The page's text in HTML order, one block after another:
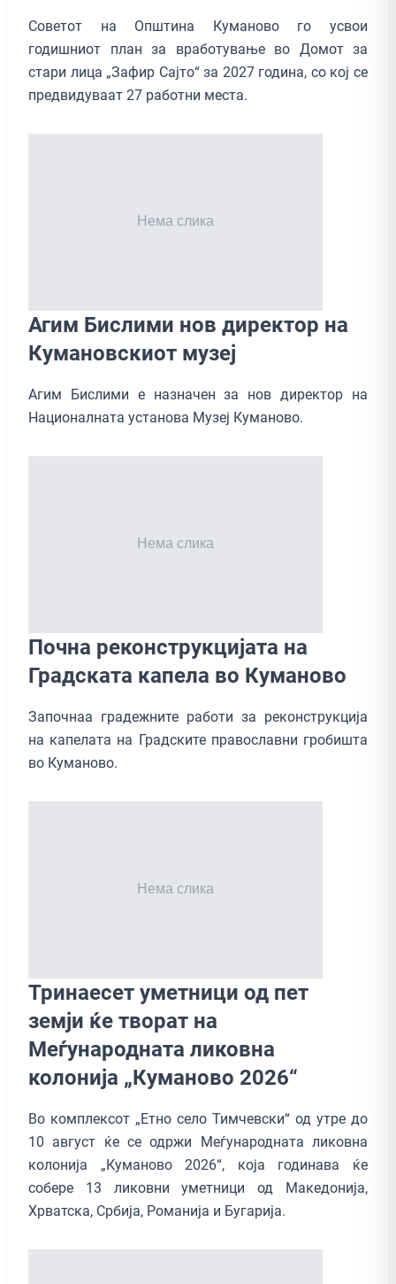
Советот на Општина Куманово го усвои
годишниот план за вработување во Домот за
стари лица „Зафир Сајто“ за 2027 година, со кој се
предвидуваат 27 работни места.
Агим Бислими нов директор на
Кумановскиот музеј
Агим Бислими е назначен за нов директор на
Националната установа Музеј Куманово.
Почна реконструкцијата на
Градската капела во Куманово
Започнаа градежните работи за реконструкција
на капелата на Градските православни гробишта
во Куманово.
Тринаесет уметници од пет
земји ќе творат на
Меѓународната ликовна
колонија „Куманово 2026“
Во комплексот „Етно село Тимчевски“ од утре до
10 август ќе се одржи Меѓународната ликовна
колонија „Куманово 2026“, која годинава ќе
собере 13 ликовни уметници од Македонија,
Хрватска, Србија, Романија и Бугарија.